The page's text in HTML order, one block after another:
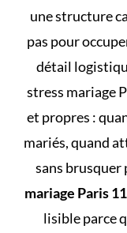
une structure
pas pour
détail
stress mariage
et propres :
mariés, quand
sans brusquer
mariage Paris 11
lisible parce